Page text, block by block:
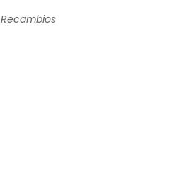
Recambios